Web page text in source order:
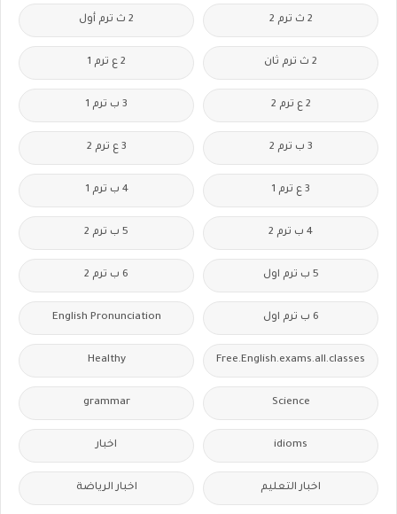
2 ث ترم 2 2 ث ترم أول
2 ث ترم ثان 2 ع ترم 1
2 ع ترم 2 3 ب ترم 1
3 ب ترم 2 3 ع ترم 2
3 ع ترم 1 4 ب ترم 1
4 ب ترم 2 5 ب ترم 2
5 ب ترم اول 6 ب ترم 2
6 ب ترم اول English Pronunciation
Free.English.exams.all.classes
Healthy
Science
grammar
idioms اخبار
اخبار التعليم اخبار الرياضة